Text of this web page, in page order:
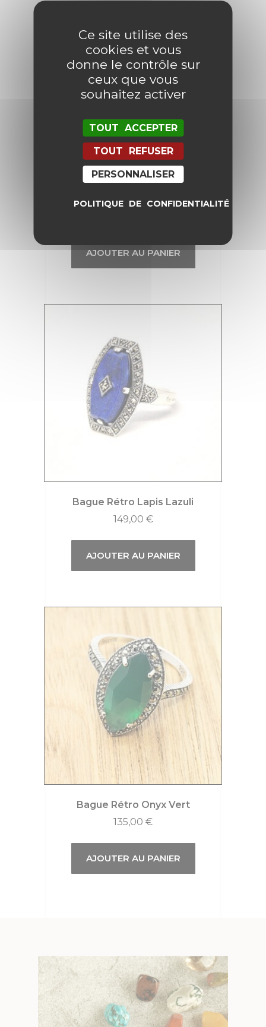
Bague Marquise Jade
AJOUTER AU PANIER
Bague Rétro Lapis Lazuli
149,00 €
AJOUTER AU PANIER
Bague Rétro Onyx Vert
135,00 €
AJOUTER AU PANIER
Ce site utilise des
cookies et vous
donne le contrôle sur
ceux que vous
souhaitez activer
TOUT ACCEPTER
TOUT REFUSER
PERSONNALISER
POLITIQUE DE CONFIDENTIALITÉ